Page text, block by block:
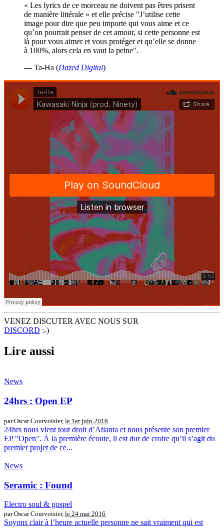
« Les lyrics de ce morceau ne doivent pas êtres prisent
de manière littérale » et elle précise "J’utilise cette
image pour dire que peu importe qui vous aime et ce
qu’on pourrait penser de cet amour, si cette personne est
là pour vous aimer et vous protéger et qu’elle se donne
à 100%, alors cela en vaut la peine".
— Ta-Ha (Dazed Digital)
VENEZ DISCUTER AVEC NOUS SUR
DISCORD :-)
Lire aussi
News
24hrs : Open EP
par Oscar Courvoisier, le 1er juin 2016
24hrs nous vient tout droit d’Atlanta et nous présente son premier
EP "Open". À la première écoute, il est dur de croire qu’il s’agit du
premier projet de ce...
News
Seramic : Found
Electro soul & gospel
par Oscar Courvoisier, le 24 mai 2016
Soyons clair à l’heure actuelle personne ne sait vraiment qui est